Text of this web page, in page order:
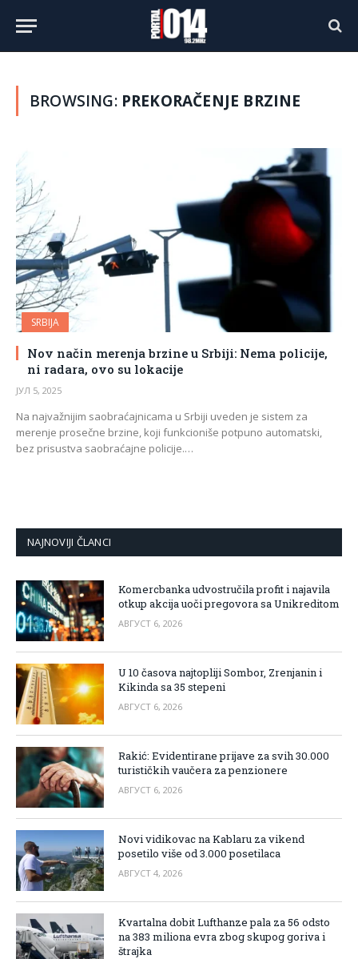
BROWSING: PREKORAČENJE BRZINE
SRBIJA
Nov način merenja brzine u Srbiji: Nema policije,
ni radara, ovo su lokacije
ЈУЛ 5, 2025
Na najvažnijim saobraćajnicama u Srbiji uveden je sistem za
merenje prosečne brzine, koji funkcioniše potpuno automatski,
bez prisustva saobraćajne policije.…
NAJNOVIJI ČLANCI
Komercbanka udvostručila profit i najavila
otkup akcija uoči pregovora sa Unikreditom
АВГУСТ 6, 2026
U 10 časova najtopliji Sombor, Zrenjanin i
Kikinda sa 35 stepeni
АВГУСТ 6, 2026
Rakić: Evidentirane prijave za svih 30.000
turističkih vaučera za penzionere
АВГУСТ 6, 2026
Novi vidikovac na Kablaru za vikend
posetilo više od 3.000 posetilaca
АВГУСТ 4, 2026
Kvartalna dobit Lufthanze pala za 56 odsto
na 383 miliona evra zbog skupog goriva i
štrajka